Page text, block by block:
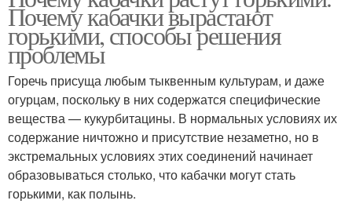
Почему кабачки вырастают
горькими, способы решения
проблемы
Горечь присуща любым тыквенным культурам, и даже
огурцам, поскольку в них содержатся специфические
вещества — кукурбитацины. В нормальных условиях их
содержание ничтожно и присутствие незаметно, но в
экстремальных условиях этих соединений начинает
образовываться столько, что кабачки могут стать
горькими, как полынь.